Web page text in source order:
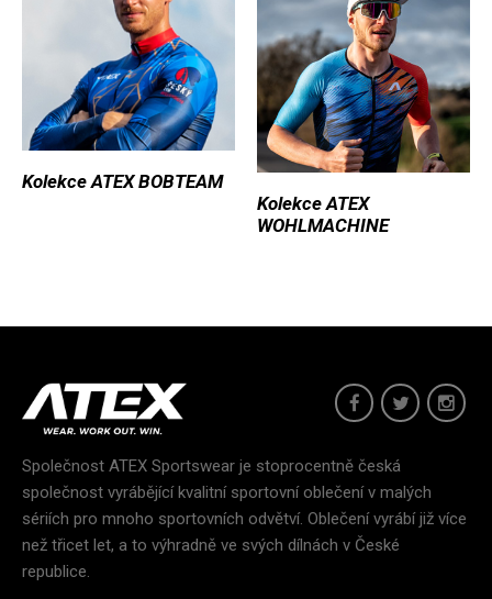
Kolekce ATEX BOBTEAM
Kolekce ATEX
WOHLMACHINE
Společnost ATEX Sportswear je stoprocentně česká
společnost vyrábějící kvalitní sportovní oblečení v malých
sériích pro mnoho sportovních odvětví. Oblečení vyrábí již více
než třicet let, a to výhradně ve svých dílnách v České
republice.